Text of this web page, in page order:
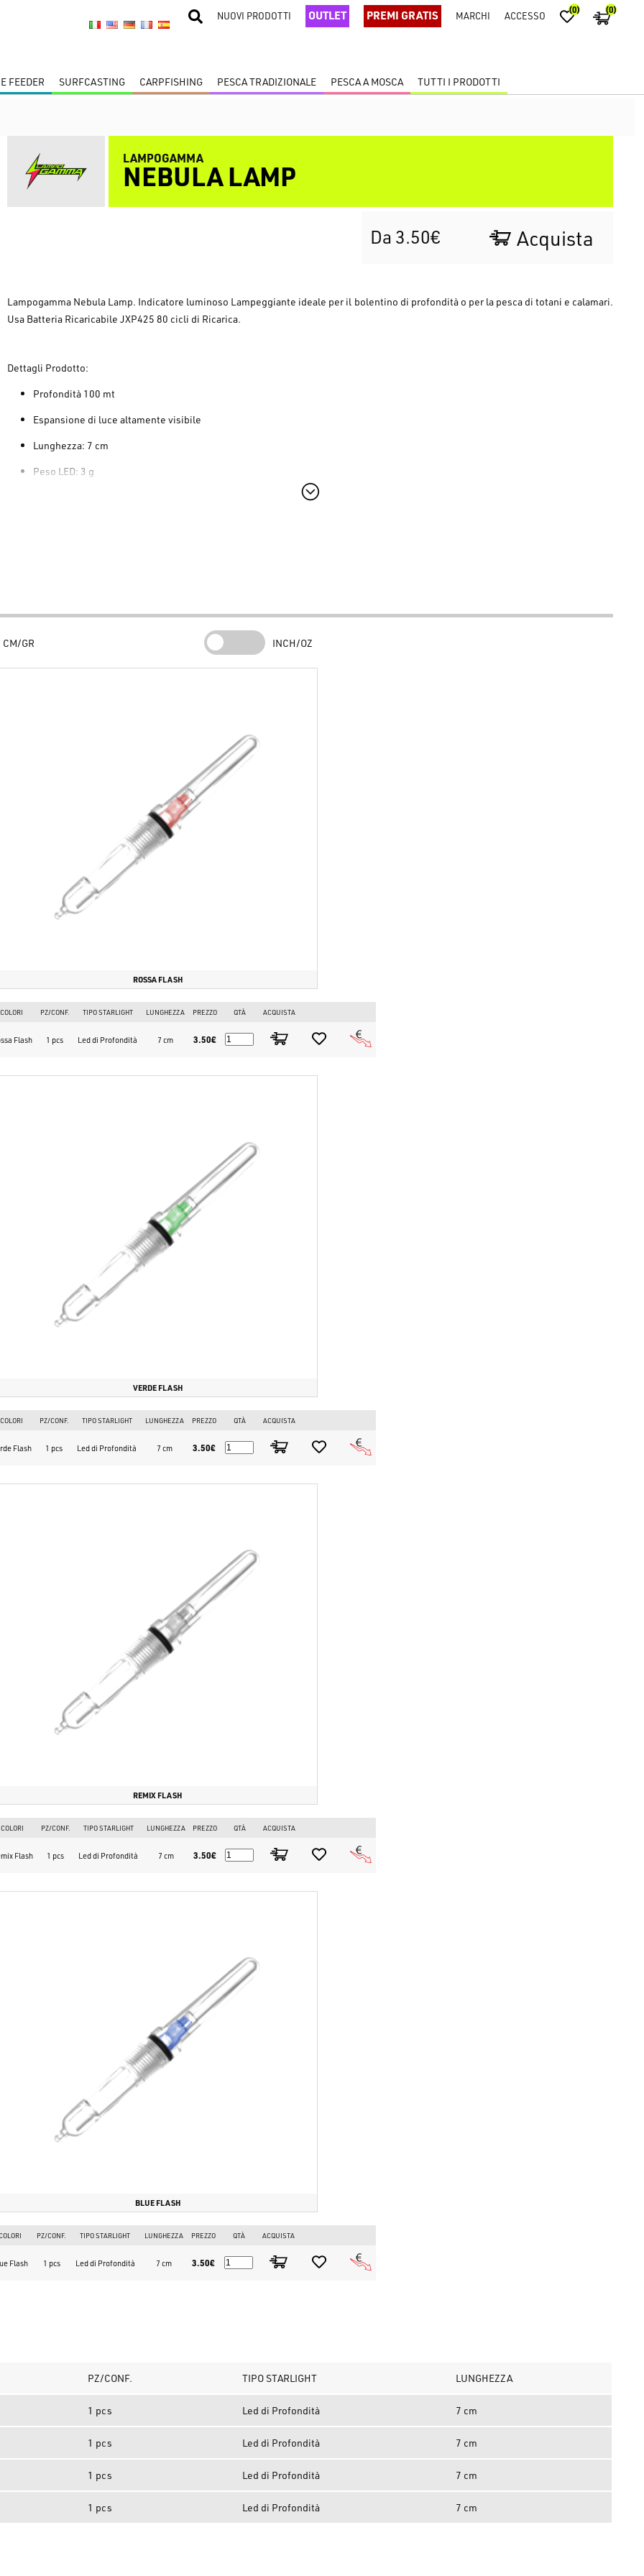
NUOVI PRODOTTI OUTLET PREMI GRATIS MARCHI ACCESSO (0) (0)
FEEDER SURFCASTING CARPFISHING PESCA TRADIZIONALE PESCA A MOSCA TUTTI I PRODOTTI
LAMPOGAMMA
NEBULA LAMP
Da 3.50€ Acquista
Lampogamma Nebula Lamp. Indicatore luminoso Lampeggiante ideale per il bolentino di profondità o per la pesca di totani e calamari.
Usa Batteria Ricaricabile JXP425 80 cicli di Ricarica.
Dettagli Prodotto:
Profondità 100 mt
Espansione di luce altamente visibile
Lunghezza: 7 cm
Peso LED: 3 g
CM/GR INCH/OZ
ROSSA FLASH
COLORI PZ/CONF. TIPO STARLIGHT LUNGHEZZA PREZZO QTÀ ACQUISTA
Flash 1 pcs Led di Profondità 7 cm 3.50€
VERDE FLASH
COLORI PZ/CONF. TIPO STARLIGHT LUNGHEZZA PREZZO QTÀ ACQUISTA
Flash 1 pcs Led di Profondità 7 cm 3.50€
REMIX FLASH
COLORI PZ/CONF. TIPO STARLIGHT LUNGHEZZA PREZZO QTÀ ACQUISTA
Flash 1 pcs Led di Profondità 7 cm 3.50€
BLUE FLASH
PZ/CONF. TIPO STARLIGHT LUNGHEZZA PREZZO QTÀ ACQUISTA
Flash 1 pcs Led di Profondità 7 cm 3.50€
PZ/CONF. TIPO STARLIGHT LUNGHEZZA
1 pcs Led di Profondità 7 cm
1 pcs Led di Profondità 7 cm
1 pcs Led di Profondità 7 cm
1 pcs Led di Profondità 7 cm